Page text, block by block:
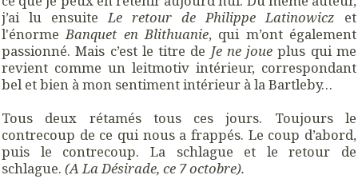
j’ai lu ensuiteLe retour de Philippe Latinowicz et
l'énormeBanquet en Blithuanie, qui m’ont également
passionné. Mais c’est le titre de Je ne joue plus qui me
revient comme un leitmotiv intérieur, correspondant
bel et bien à mon sentiment intérieur à la Bartleby…
Tous deux rétamés tous ces jours. Toujours le
contrecoup de ce qui nous a frappés. Le coup d’abord,
puis le contrecoup. La schlague et le retour de
schlague. (A La Désirade, ce 7 octobre).